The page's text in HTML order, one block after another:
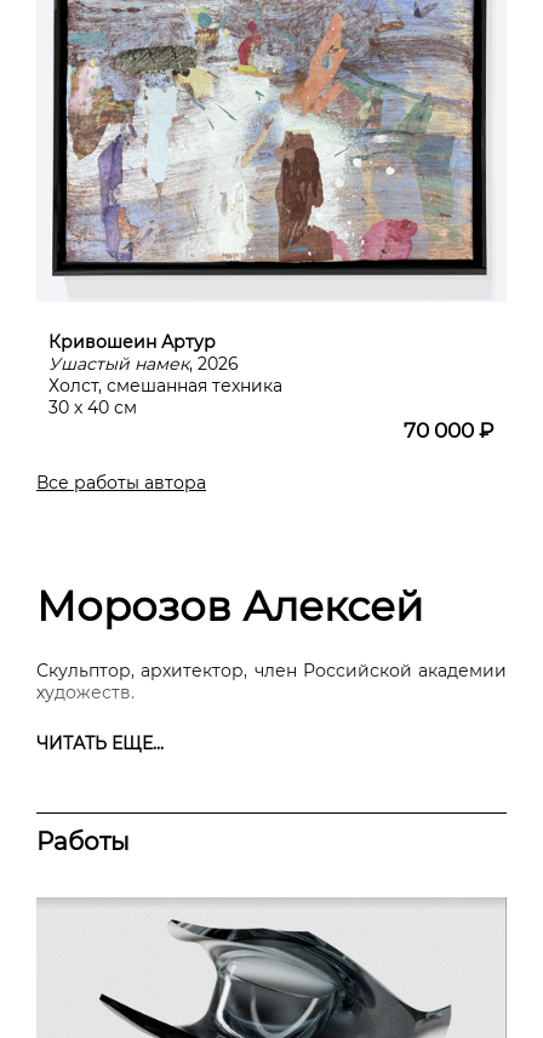
Кривошеин Артур
Ушастый намек, 2026
Холст, смешанная техника
30 х 40 см
70 000 ₽
Все работы автора
Морозов Алексей
Скульптор, архитектор, член Российской академии
художеств.
ЧИТАТЬ ЕЩЕ...
Работы